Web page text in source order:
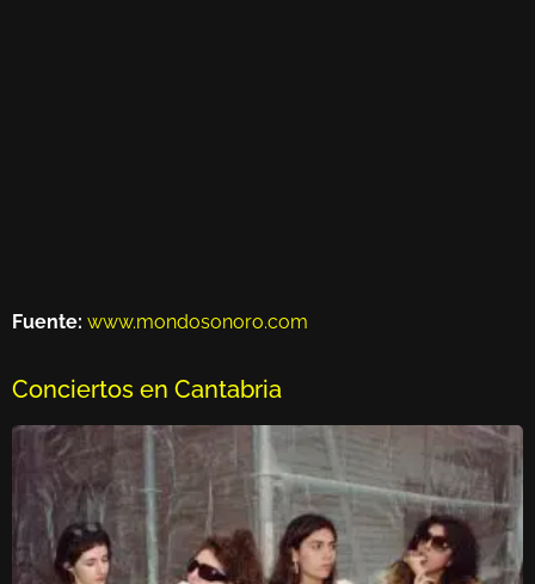
Fuente: www.mondosonoro.com
Conciertos en Cantabria